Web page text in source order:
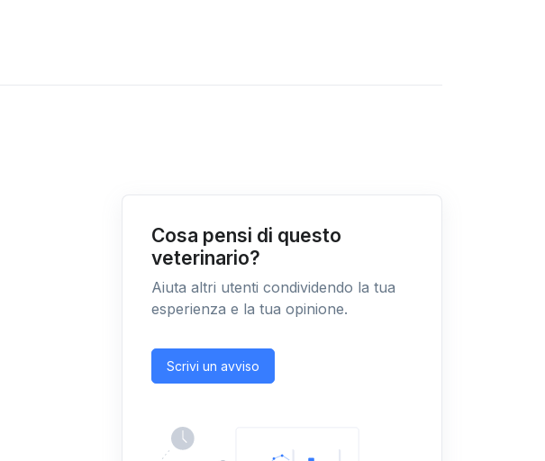
Cosa pensi di questo
veterinario?
Aiuta altri utenti condividendo la tua
esperienza e la tua opinione.
Scrivi un avviso